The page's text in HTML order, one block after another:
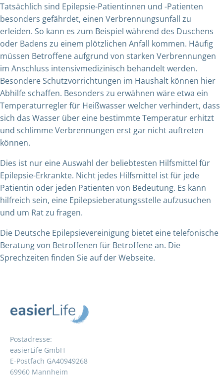
Tatsächlich sind Epilepsie-Patientinnen und -Patienten
besonders gefährdet, einen Verbrennungsunfall zu
erleiden. So kann es zum Beispiel während des Duschens
oder Badens zu einem plötzlichen Anfall kommen. Häufig
müssen Betroffene aufgrund von starken Verbrennungen
im Anschluss intensivmedizinisch behandelt werden.
Besondere Schutzvorrichtungen im Haushalt können hier
Abhilfe schaffen. Besonders zu erwähnen wäre etwa ein
Temperaturregler für Heißwasser welcher verhindert, dass
sich das Wasser über eine bestimmte Temperatur erhitzt
und schlimme Verbrennungen erst gar nicht auftreten
können.
Dies ist nur eine Auswahl der beliebtesten Hilfsmittel für
Epilepsie-Erkrankte. Nicht jedes Hilfsmittel ist für jede
Patientin oder jeden Patienten von Bedeutung. Es kann
hilfreich sein, eine Epilepsieberatungsstelle aufzusuchen
und um Rat zu fragen.
Die Deutsche Epilepsievereinigung bietet eine telefonische
Beratung von Betroffenen für Betroffene an. Die
Sprechzeiten finden Sie auf der Webseite.
Postadresse:
easierLife GmbH
E-Postfach GA40949268
69960 Mannheim